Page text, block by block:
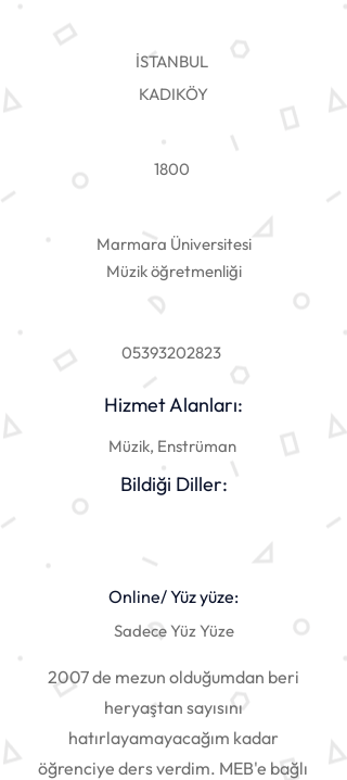
İSTANBUL
KADIKÖY
1800
Marmara Üniversitesi
Müzik öğretmenliği
05393202823
Hizmet Alanları:
Müzik, Enstrüman
Bildiği Diller:
Online/ Yüz yüze:
Sadece Yüz Yüze
2007 de mezun olduğumdan beri
heryaştan sayısını
hatırlayamayacağım kadar
öğrenciye ders verdim. MEB'e bağlı